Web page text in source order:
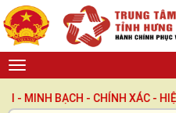
- CHÍNH XÁC - HIỆU QUẢ",